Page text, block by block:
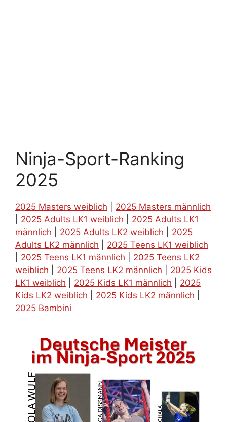
Ninja-Sport-Ranking
2025
2025 Masters weiblich
2025 Masters männlich
2025 Adults LK1 weiblich
2025 Adults LK1
männlich
2025 Adults LK2 weiblich
2025
Adults LK2 männlich
2025 Teens LK1 weiblich
2025 Teens LK1 männlich
2025 Teens LK2
weiblich
2025 Teens LK2 männlich
2025 Kids
LK1 weiblich
2025 Kids LK1 männlich
2025
Kids LK2 weiblich
2025 Kids LK2 männlich
2025 Bambini